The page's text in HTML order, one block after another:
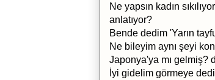
Ne yapsın kadın
anlatıyor?
Bende dedim 'Yarın
Ne bileyim aynı şeyi
Japonya'ya mı gelmiş?
İyi gidelim görmeye